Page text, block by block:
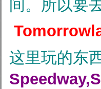
间。所以要
这里玩的东